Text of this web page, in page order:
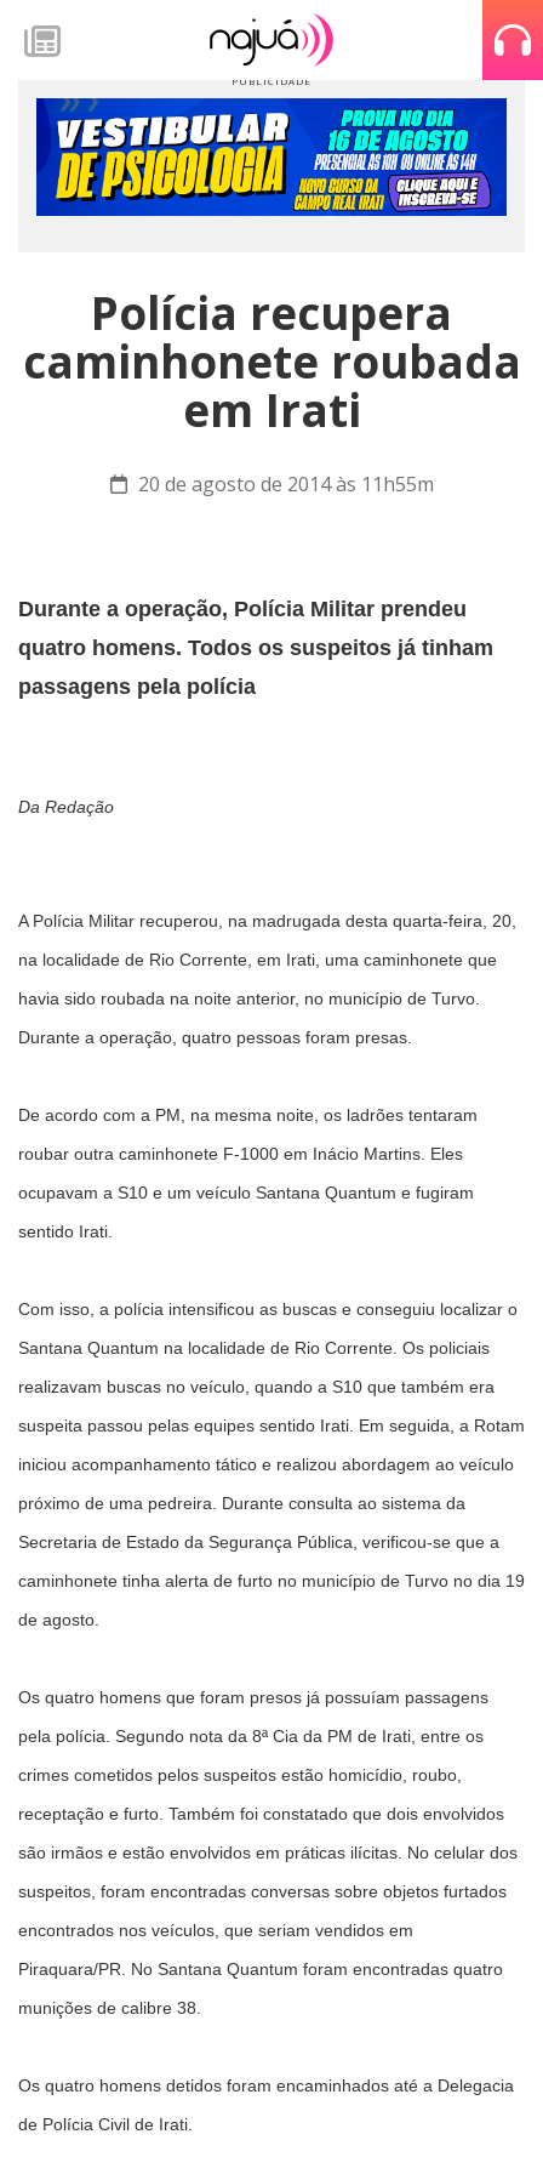
Polícia recupera
caminhonete roubada
em Irati
20 de agosto de 2014 às 11h55m
Durante a operação, Polícia Militar prendeu
quatro homens. Todos os suspeitos já tinham
passagens pela polícia
Da Redação
A Polícia Militar recuperou, na madrugada desta quarta-feira, 20,
na localidade de Rio Corrente, em Irati, uma caminhonete que
havia sido roubada na noite anterior, no município de Turvo.
Durante a operação, quatro pessoas foram presas.
De acordo com a PM, na mesma noite, os ladrões tentaram
roubar outra caminhonete F-1000 em Inácio Martins. Eles
ocupavam a S10 e um veículo Santana Quantum e fugiram
sentido Irati.
Com isso, a polícia intensificou as buscas e conseguiu localizar o
Santana Quantum na localidade de Rio Corrente. Os policiais
realizavam buscas no veículo, quando a S10 que também era
suspeita passou pelas equipes sentido Irati. Em seguida, a Rotam
iniciou acompanhamento tático e realizou abordagem ao veículo
próximo de uma pedreira. Durante consulta ao sistema da
Secretaria de Estado da Segurança Pública, verificou-se que a
caminhonete tinha alerta de furto no município de Turvo no dia 19
de agosto.
Os quatro homens que foram presos já possuíam passagens
pela polícia. Segundo nota da 8ª Cia da PM de Irati, entre os
crimes cometidos pelos suspeitos estão homicídio, roubo,
receptação e furto. Também foi constatado que dois envolvidos
são irmãos e estão envolvidos em práticas ilícitas. No celular dos
suspeitos, foram encontradas conversas sobre objetos furtados
encontrados nos veículos, que seriam vendidos em
Piraquara/PR. No Santana Quantum foram encontradas quatro
munições de calibre 38.
Os quatro homens detidos foram encaminhados até a Delegacia
de Polícia Civil de Irati.